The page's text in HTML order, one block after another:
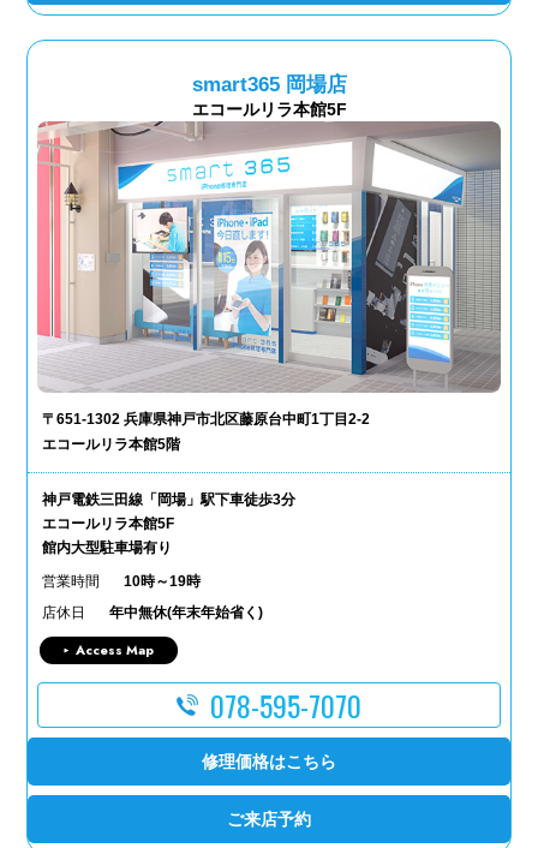
smart365 岡場店
エコールリラ本館5F
〒651-1302 兵庫県神戸市北区藤原台中町1丁目2-2
エコールリラ本館5階
神戸電鉄三田線「岡場」駅下車徒歩3分
エコールリラ本館5F
館内大型駐車場有り
営業時間
10時～19時
店休日
年中無休(年末年始省く)
Access Map
078-595-7070
修理価格はこちら
ご来店予約